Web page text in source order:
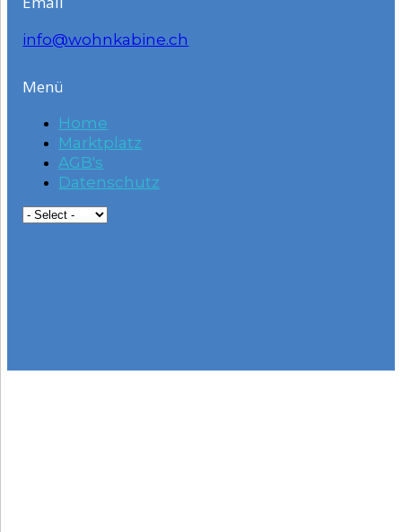
info@wohnkabine.ch
Menü
Home
Marktplatz
AGB's
Datenschutz